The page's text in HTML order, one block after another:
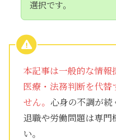
選択です。
本記事は一般的な情報
医療・法務判断を代替
せん。 心身の不調が続
退職や労働問題は専門
い。